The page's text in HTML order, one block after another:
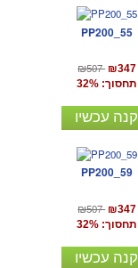
PP200_55
₪507 ₪347
תחסוך: 32%
קנה עכשיו
PP200_59
₪507 ₪347
תחסוך: 32%
קנה עכשיו